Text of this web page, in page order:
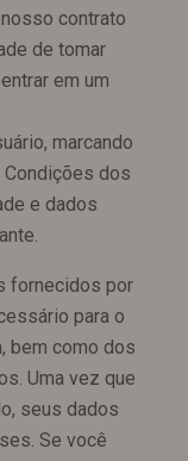
contrato
de tomar
em um
marcando
dos
e dados
fornecidos por
para o
bem como dos
Uma vez que
seus dados
Se você